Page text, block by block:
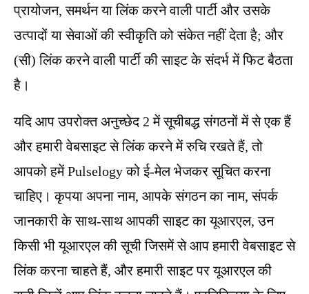
प्रायोजन, समर्थन या लिंक करने वाली पार्टी और उसके
उत्पादों या सेवाओं की स्वीकृति को संकेत नहीं देता है; और
(सी) लिंक करने वाली पार्टी की साइट के संदर्भ में फिट बैठता
है।
यदि आप उपरोक्त अनुच्छेद 2 में सूचीबद्ध संगठनों में से एक हैं
और हमारी वेबसाइट से लिंक करने में रुचि रखते हैं, तो
आपको हमें Pulselogy को ई-मेल भेजकर सूचित करना
चाहिए। कृपया अपना नाम, आपके संगठन का नाम, संपर्क
जानकारी के साथ-साथ आपकी साइट का यूआरएल, उन
किसी भी यूआरएल की सूची जिसमें से आप हमारी वेबसाइट से
लिंक करना चाहते हैं, और हमारी साइट पर यूआरएल की